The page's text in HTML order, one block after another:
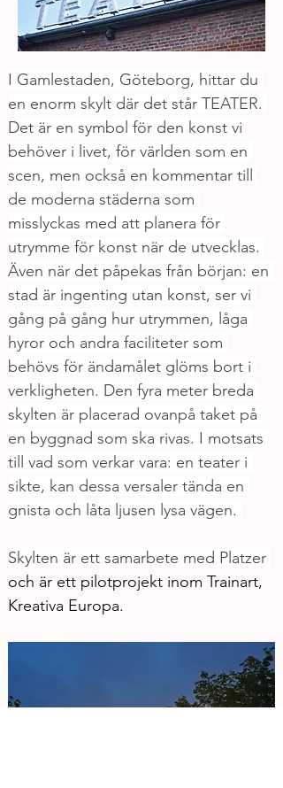
I Gamlestaden, Göteborg, hittar du
en enorm skylt där det står TEATER.
Det är en symbol för den konst vi
behöver i livet, för världen som en
scen, men också en kommentar till
de moderna städerna som
misslyckas med att planera för
utrymme för konst när de utvecklas.
Även när det påpekas från början: en
stad är ingenting utan konst, ser vi
gång på gång hur utrymmen, låga
hyror och andra faciliteter som
behövs för ändamålet glöms bort i
verkligheten. Den fyra meter breda
skylten är placerad ovanpå taket på
en byggnad som ska rivas. I motsats
till vad som verkar vara: en teater i
sikte, kan dessa versaler tända en
gnista och låta ljusen lysa vägen.
Skylten är ett samarbete med Platzer
och är ett pilotprojekt inom Trainart,
Kreativa Europa.